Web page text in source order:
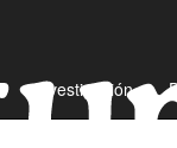
Investigación